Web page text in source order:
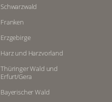
Schwarzwald
Franken
Erzgebirge
Harz und Harzvorland
Thüringer Wald und
Erfurt/Gera
Bayerischer Wald